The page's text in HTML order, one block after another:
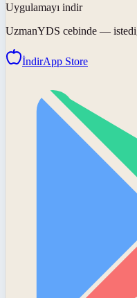
Uygulamayı indir
UzmanYDS cebinde —
İndirApp Store